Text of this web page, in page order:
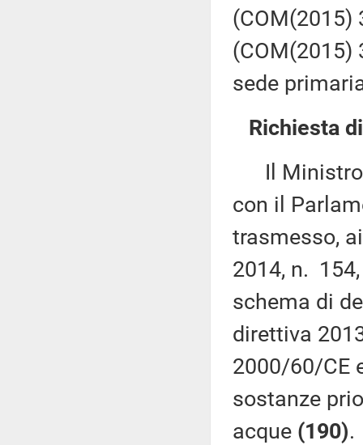
(COM(2015)
(COM(2015)
sede
Richiesta
Il Ministro
con il
trasmesso,
2014, n.
schema di
direttiva
2000/60/CE
sostanze
acque (190).